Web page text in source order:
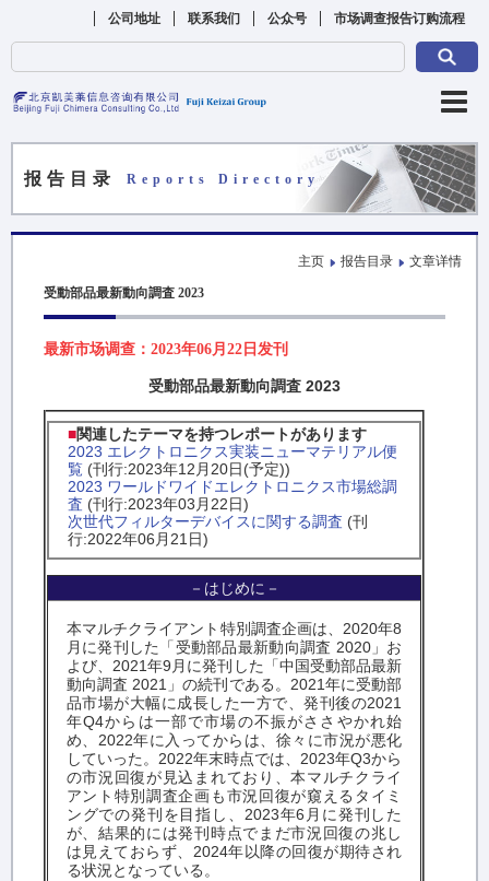
公司地址 联系我们 公众号 市场调查报告订购流程
报告目录 Reports Directory
主页 报告目录 文章详情
受動部品最新動向調査 2023
最新市场调查：2023年06月22日发刊
受動部品最新動向調査 2023
■関連したテーマを持つレポートがあります
2023 エレクトロニクス実装ニューマテリアル便
覧 (刊行:2023年12月20日(予定))
2023 ワールドワイドエレクトロニクス市場総調
査 (刊行:2023年03月22日)
次世代フィルターデバイスに関する調査 (刊
行:2022年06月21日)
－はじめに－
本マルチクライアント特別調査企画は、2020年8
月に発刊した「受動部品最新動向調査 2020」お
よび、2021年9月に発刊した「中国受動部品最新
動向調査 2021」の続刊である。2021年に受動部
品市場が大幅に成長した一方で、発刊後の2021
年Q4からは一部で市場の不振がささやかれ始
め、2022年に入ってからは、徐々に市況が悪化
していった。2022年末時点では、2023年Q3から
の市況回復が見込まれており、本マルチクライ
アント特別調査企画も市況回復が窺えるタイミ
ングでの発刊を目指し、2023年6月に発刊した
が、結果的には発刊時点でまだ市況回復の兆し
は見えておらず、2024年以降の回復が期待され
る状況となっている。